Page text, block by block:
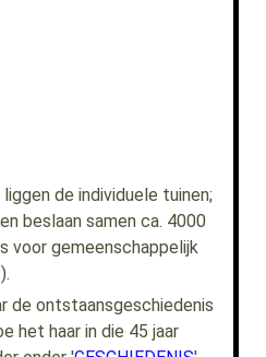
de individuele tuinen;
beslaan samen ca. 4000
voor gemeenschappelijk
de ontstaansgeschiedenis
het haar in die 45 jaar